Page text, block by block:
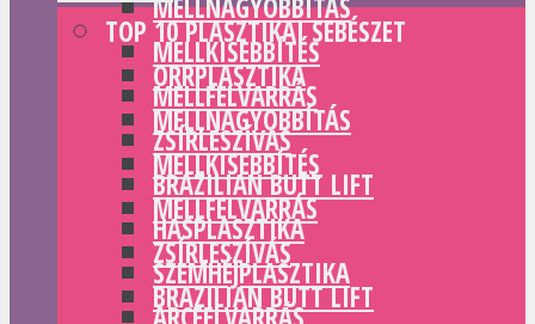
MELLNAGYOBBÍTÁS
MELLKISEBBÍTÉS
MELLFELVARRÁS
ZSÍRLESZÍVÁS
BRAZILIAN BUTT LIFT
HASPLASZTIKA
SZEMHÉJPLASZTIKA
TOP 10 PLASZTIKAI SEBÉSZET
ORRPLASZTIKA
MELLNAGYOBBÍTÁS
MELLKISEBBÍTÉS
MELLFELVARRÁS
ZSÍRLESZÍVÁS
BRAZILIAN BUTT LIFT